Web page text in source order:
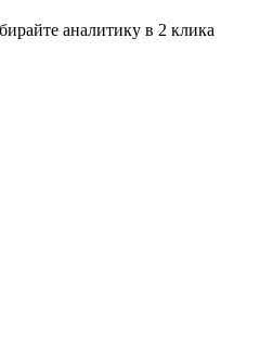
аналитику в 2 клика